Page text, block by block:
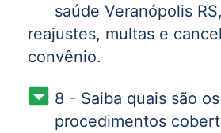
saúde Veranópolis
reajustes, multas e
convênio.
8 - Saiba quais são os
procedimentos